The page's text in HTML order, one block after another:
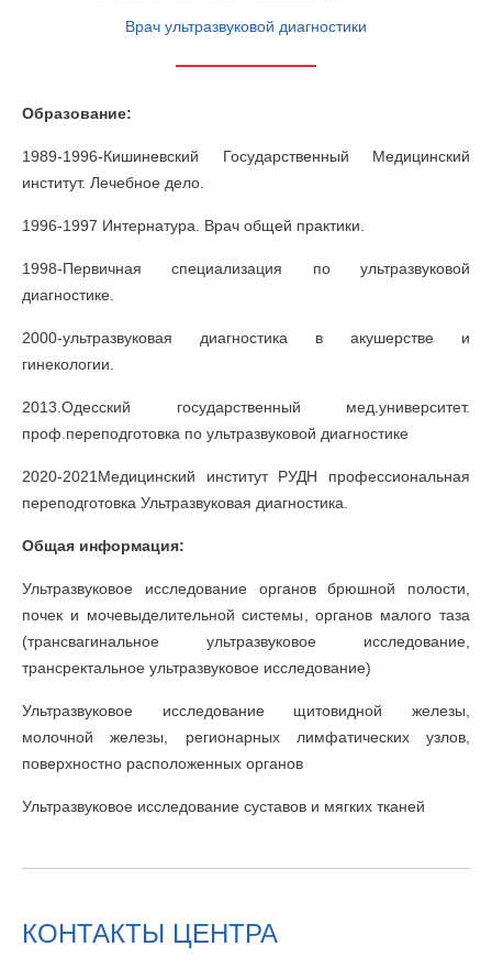
Врач ультразвуковой диагностики
Образование:
1989-1996-Кишиневский Государственный Медицинский
институт. Лечебное дело.
1996-1997 Интернатура. Врач общей практики.
1998-Первичная специализация по ультразвуковой
диагностике.
2000-ультразвуковая диагностика в акушерстве и
гинекологии.
2013.Одесский государственный мед.университет.
проф.переподготовка по ультразвуковой диагностике
2020-2021Медицинский институт РУДН профессиональная
переподготовка Ультразвуковая диагностика.
Общая информация:
Ультразвуковое исследование органов брюшной полости,
почек и мочевыделительной системы, органов малого таза
(трансвагинальное ультразвуковое исследование,
трансректальное ультразвуковое исследование)
Ультразвуковое исследование щитовидной железы,
молочной железы, регионарных лимфатических узлов,
поверхностно расположенных органов
Ультразвуковое исследование суставов и мягких тканей
КОНТАКТЫ ЦЕНТРА